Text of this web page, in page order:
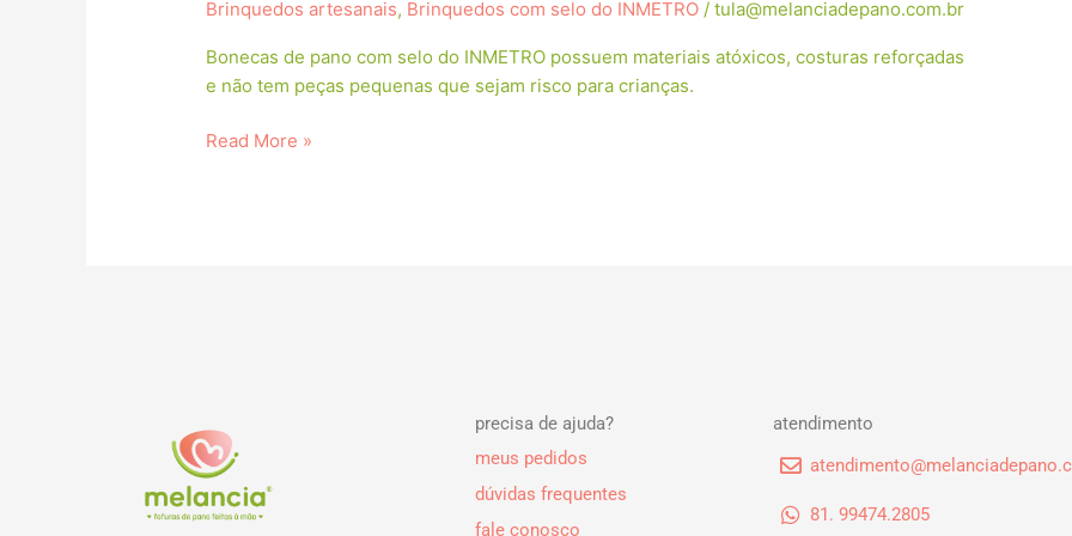
Brinquedos artesanais, Brinquedos com selo do INMETRO /tula@melanciadepano.com.br
Bonecas de pano com selo do INMETRO possuem materiais atóxicos, costuras reforçadas
e não tem peças pequenas que sejam risco para crianças.
Read More »
precisa de ajuda?
meus pedidos
dúvidas frequentes
fale conosco
atendimento
81. 99474.2805